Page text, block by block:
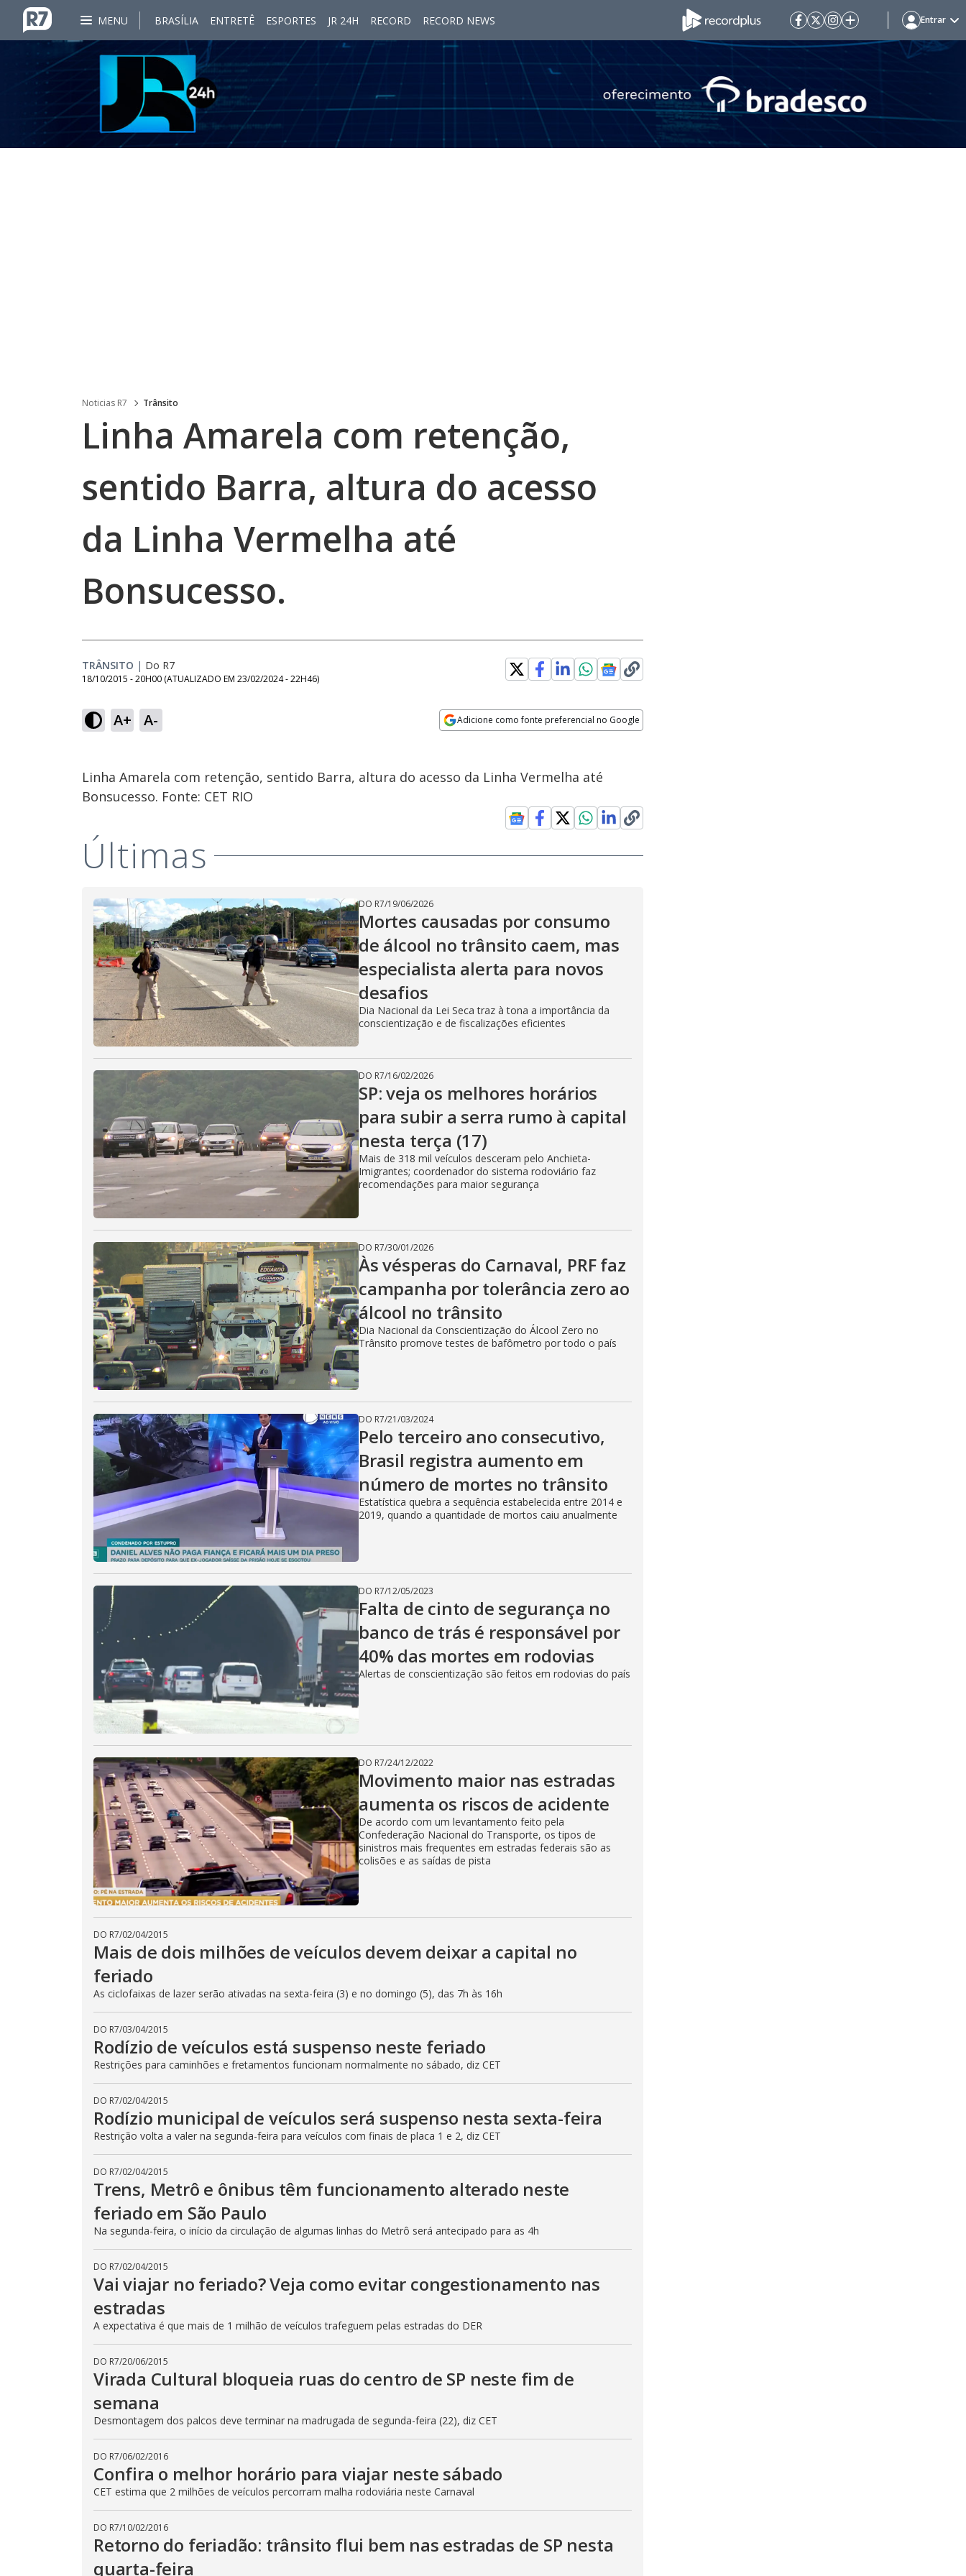
MENU BRASÍLIA ENTRETÊ ESPORTES JR 24H RECORD RECORD NEWS Entrar
Noticias R7 Trânsito
Linha Amarela com retenção,
sentido Barra, altura do acesso
da Linha Vermelha até
Bonsucesso.
TRÂNSITO | Do R7
18/10/2015 - 20H00 (ATUALIZADO EM 23/02/2024 - 22H46)
A+ A- Adicione como fonte preferencial no Google
Linha Amarela com retenção, sentido Barra, altura do acesso da Linha Vermelha até
Bonsucesso. Fonte: CET RIO
Últimas
DO R7/19/06/2026
Mortes causadas por consumo
de álcool no trânsito caem, mas
especialista alerta para novos
desafios
Dia Nacional da Lei Seca traz à tona a importância da
conscientização e de fiscalizações eficientes
DO R7/16/02/2026
SP: veja os melhores horários
para subir a serra rumo à capital
nesta terça (17)
Mais de 318 mil veículos desceram pelo Anchieta-
Imigrantes; coordenador do sistema rodoviário faz
recomendações para maior segurança
DO R7/30/01/2026
Às vésperas do Carnaval, PRF faz
campanha por tolerância zero ao
álcool no trânsito
Dia Nacional da Conscientização do Álcool Zero no
Trânsito promove testes de bafômetro por todo o país
DO R7/21/03/2024
Pelo terceiro ano consecutivo,
Brasil registra aumento em
número de mortes no trânsito
Estatística quebra a sequência estabelecida entre 2014 e
2019, quando a quantidade de mortos caiu anualmente
DO R7/12/05/2023
Falta de cinto de segurança no
banco de trás é responsável por
40% das mortes em rodovias
Alertas de conscientização são feitos em rodovias do país
DO R7/24/12/2022
Movimento maior nas estradas
aumenta os riscos de acidente
De acordo com um levantamento feito pela
Confederação Nacional do Transporte, os tipos de
sinistros mais frequentes em estradas federais são as
colisões e as saídas de pista
DO R7/02/04/2015
Mais de dois milhões de veículos devem deixar a capital no
feriado
As ciclofaixas de lazer serão ativadas na sexta-feira (3) e no domingo (5), das 7h às 16h
DO R7/03/04/2015
Rodízio de veículos está suspenso neste feriado
Restrições para caminhões e fretamentos funcionam normalmente no sábado, diz CET
DO R7/02/04/2015
Rodízio municipal de veículos será suspenso nesta sexta-feira
Restrição volta a valer na segunda-feira para veículos com finais de placa 1 e 2, diz CET
DO R7/02/04/2015
Trens, Metrô e ônibus têm funcionamento alterado neste
feriado em São Paulo
Na segunda-feira, o início da circulação de algumas linhas do Metrô será antecipado para as 4h
DO R7/02/04/2015
Vai viajar no feriado? Veja como evitar congestionamento nas
estradas
A expectativa é que mais de 1 milhão de veículos trafeguem pelas estradas do DER
DO R7/20/06/2015
Virada Cultural bloqueia ruas do centro de SP neste fim de
semana
Desmontagem dos palcos deve terminar na madrugada de segunda-feira (22), diz CET
DO R7/06/02/2016
Confira o melhor horário para viajar neste sábado
CET estima que 2 milhões de veículos percorram malha rodoviária neste Carnaval
DO R7/10/02/2016
Retorno do feriadão: trânsito flui bem nas estradas de SP nesta
quarta-feira